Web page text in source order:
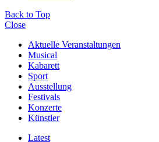
Back to Top
Close
Aktuelle Veranstaltungen
Musical
Kabarett
Sport
Ausstellung
Festivals
Konzerte
Künstler
Latest